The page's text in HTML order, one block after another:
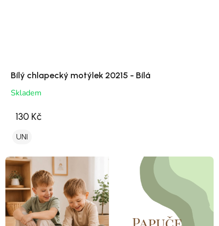
Bílý chlapecký motýlek 20215 - Bílá
Skladem
130 Kč
UNI